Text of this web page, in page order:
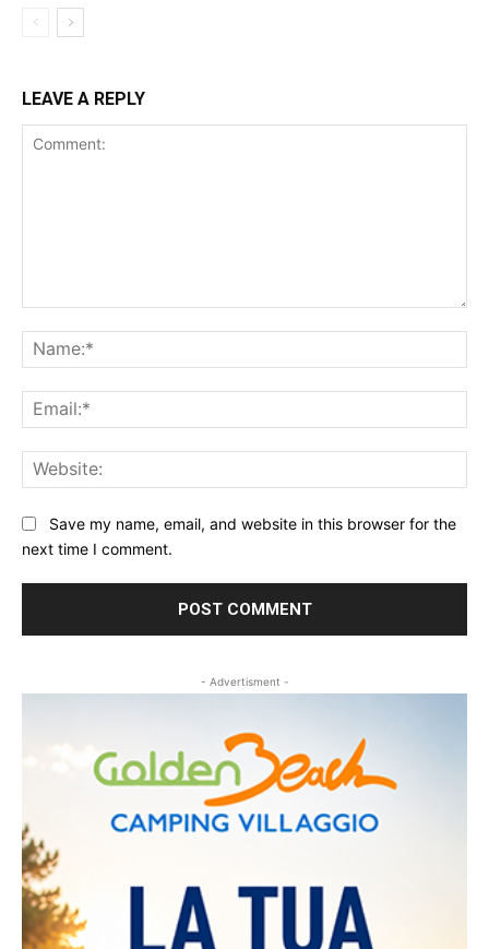
LEAVE A REPLY
Save my name, email, and website in this browser for the
next time I comment.
- Advertisment -